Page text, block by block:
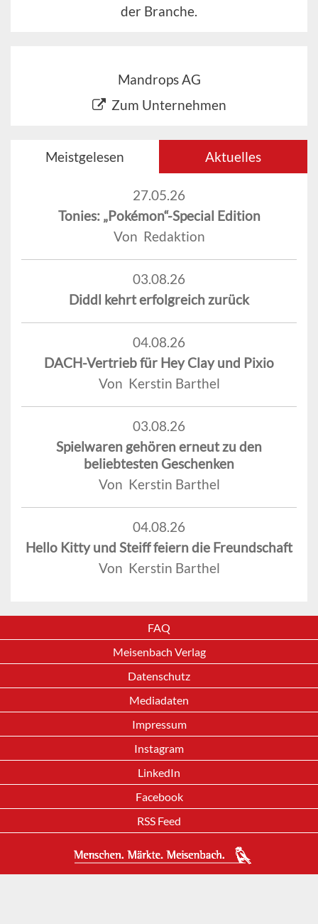
der Branche.
Mandrops AG
Zum Unternehmen
Meistgelesen Aktuelles
27.05.26
Tonies: „Pokémon“-Special Edition
Von Redaktion
03.08.26
Diddl kehrt erfolgreich zurück
04.08.26
DACH-Vertrieb für Hey Clay und Pixio
Von Kerstin Barthel
03.08.26
Spielwaren gehören erneut zu den
beliebtesten Geschenken
Von Kerstin Barthel
04.08.26
Hello Kitty und Steiff feiern die Freundschaft
Von Kerstin Barthel
FAQ
Meisenbach Verlag
Datenschutz
Mediadaten
Impressum
Instagram
LinkedIn
Facebook
RSS Feed